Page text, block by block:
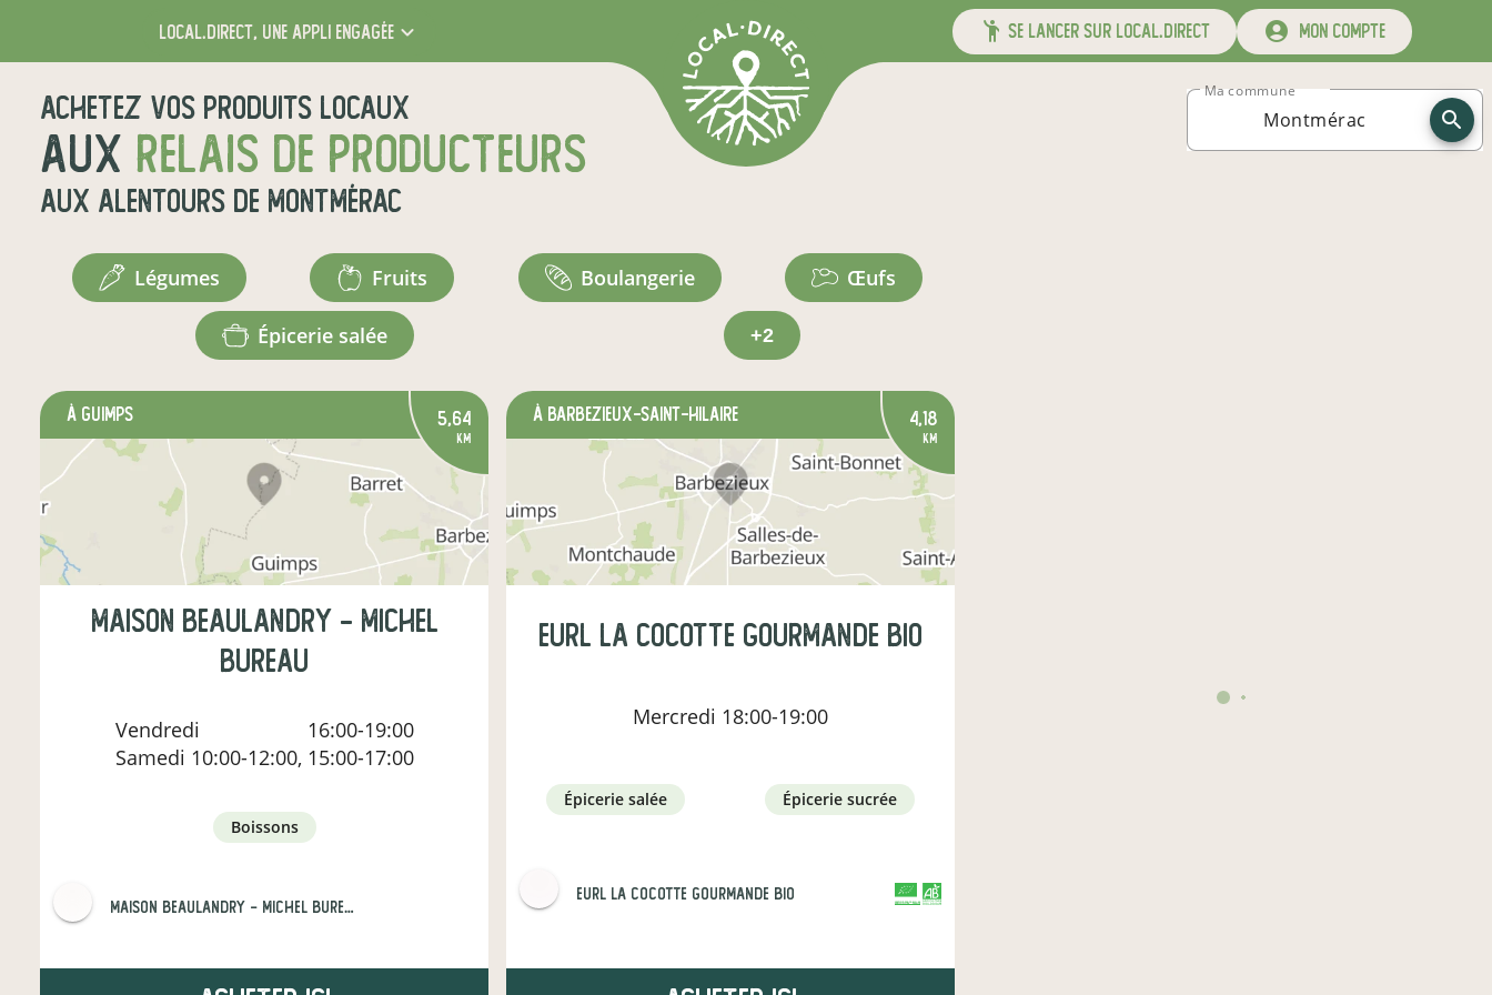
local.direct, une appli engagée se lancer sur local.direct mon compte
Achetez vos produits locaux
aux relais de producteurs
aux alentours de Montmérac
Ma commune
légumes fruits boulangerie œufs
épicerie salée +2
à GUIMPS 5,64
km
Maison Beaulandry - Michel
BUREAU
Vendredi
16:00-19:00
Samedi 10:00-12:00, 15:00-17:00
boissons
Maison Beaulandry - Michel BUREAU et Fils
à Barbezieux-Saint-Hilaire 4,18
km
eurl la cocotte gourmande bio
Mercredi 18:00-19:00
épicerie salée épicerie sucrée
eurl la cocotte gourmande bio